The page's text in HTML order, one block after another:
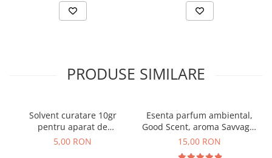
PRODUSE SIMILARE
Solvent curatare 10gr
pentru aparat de
parfumare prin nebulizare
5,00 RON
Esenta parfum ambiental,
Good Scent, aroma Savvage,
10 g
15,00 RON